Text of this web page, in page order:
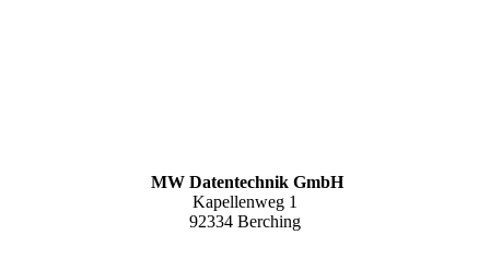
MW Datentechnik GmbH
Kapellenweg 1
92334 Berching